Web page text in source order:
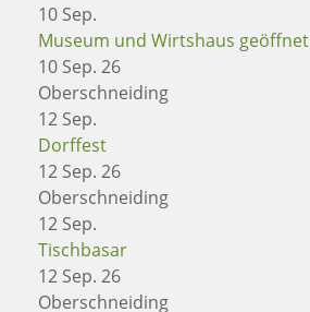
10 Sep.
Museum und Wirtshaus geöffnet
10 Sep. 26
Oberschneiding
12 Sep.
Dorffest
12 Sep. 26
Oberschneiding
12 Sep.
Tischbasar
12 Sep. 26
Oberschneiding